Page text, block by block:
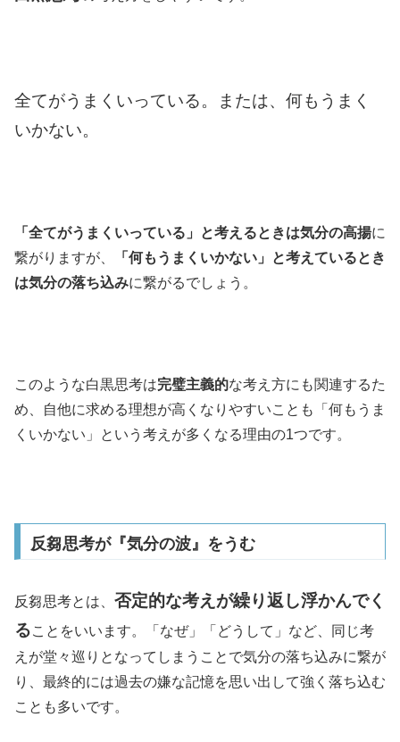
全てがうまくいっている。または、何もうまく
いかない。
「全てがうまくいっている」と考えるときは気分の高揚に
繋がりますが、
「何もうまくいかない」と考えているとき
は気分の落ち込みに繋がるでしょう。
このような白黒思考は完璧主義的な考え方にも関連するた
め、自他に求める理想が高くなりやすいことも「何もうま
くいかない」という考えが多くなる理由の1つです。
反芻思考が『気分の波』をうむ
反芻思考とは、 否定的な考えが繰り返し浮かんでく
ることをいいます。「なぜ」「どうして」など、同じ考
えが堂々巡りとなってしまうことで気分の落ち込みに繋が
り、最終的には過去の嫌な記憶を思い出して強く落ち込む
ことも多いです。